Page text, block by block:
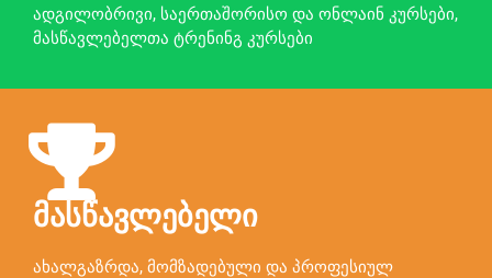
ადგილობრივი, საერთაშორისო და ონლაინ კურსები,
მასწავლებელთა ტრენინგ კურსები
მასწავლებელი
ახალგაზრდა, მომზადებული და პროფესიულ